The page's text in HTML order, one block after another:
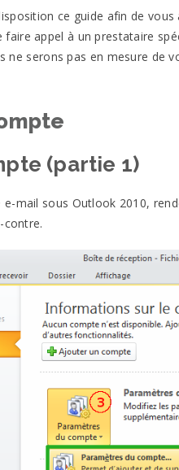
ce guide afin de
appel à un prestataire
ne serons pas en mesure de
(partie 1)
mail sous Outlook 2010,
contre.